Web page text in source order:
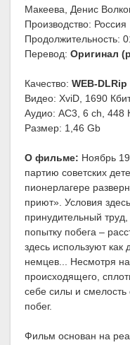
Макеева, Денис
Производство: Россия
Продолжительность:
Перевод: Оригинал
Качество: WEB-DLRip
Видео: XviD, 1690
Аудио: AC3, 6 ch, 448
Размер: 1,46 Gb
О фильме: Ноябрь
партию советских
пионерлагере
приют». Условия
принудительный
попытку побега –
здесь используют
немцев... Несмотря
происходящего,
себе силы и
побег.
Фильм основан на